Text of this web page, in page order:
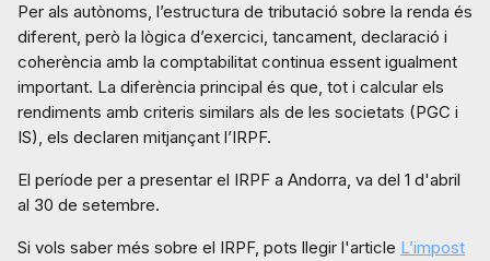
Per als autònoms, l’estructura de tributació sobre la renda és
diferent, però la lògica d’exercici, tancament, declaració i
coherència amb la comptabilitat continua essent igualment
important. La diferència principal és que, tot i calcular els
rendiments amb criteris similars als de les societats (PGC i
IS), els declaren mitjançant l’IRPF.
El període per a presentar el IRPF a Andorra, va del 1 d'abril
al 30 de setembre.
Si vols saber més sobre el IRPF, pots llegir l'article L’impost